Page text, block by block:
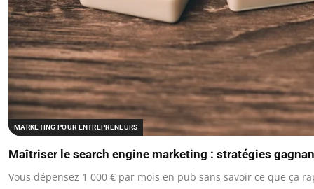
MARKETING POUR ENTREPRENEURS
Maîtriser le search engine marketing : stratégies
Vous dépensez 1 000 € par mois en pub sans savoir ce que ça